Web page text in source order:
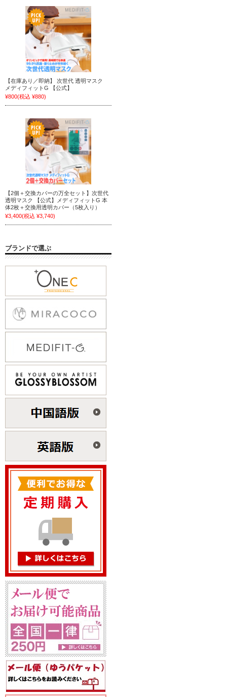
【在庫あり／即納】 次世代 透明マスク
メディフィットG 【公式】
¥800(税込 ¥880)
【2個＋交換カバーの万全セット】次世代
透明マスク 【公式】メディフィットG 本
体2枚＋交換用透明カバー（5枚入り）
¥3,400(税込 ¥3,740)
ブランドで選ぶ